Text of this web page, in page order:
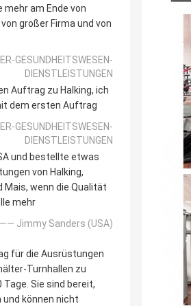
mehr am Ende von
großer Firma und von
GESUNDHEITSWESEN-
DIENSTLEISTUNGEN
Auftrag zu Halking, ich
dem ersten Auftrag
GESUNDHEITSWESEN-
DIENSTLEISTUNGEN
und bestellte etwas
von Halking,
Mais, wenn die Qualität
mehr
—— Jimmy Sanders (USA)
für die Ausrüstungen
Turnhallen zu
Sie sind bereit,
und können nicht